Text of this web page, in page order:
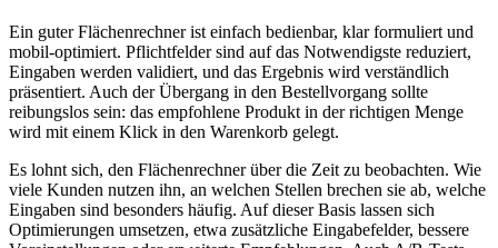
Ein guter Flächenrechner ist einfach bedienbar, klar formuliert und
mobil-optimiert. Pflichtfelder sind auf das Notwendigste reduziert,
Eingaben werden validiert, und das Ergebnis wird verständlich
präsentiert. Auch der Übergang in den Bestellvorgang sollte
reibungslos sein: das empfohlene Produkt in der richtigen Menge
wird mit einem Klick in den Warenkorb gelegt.
Es lohnt sich, den Flächenrechner über die Zeit zu beobachten. Wie
viele Kunden nutzen ihn, an welchen Stellen brechen sie ab, welche
Eingaben sind besonders häufig. Auf dieser Basis lassen sich
Optimierungen umsetzen, etwa zusätzliche Eingabefelder, bessere